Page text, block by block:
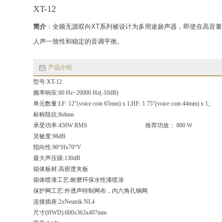
XT-12
简介 ：全频无源双向XT系列被设计为多用途扬声器，即使在高音
人声一致性和稳定的音调平衡。
产品介绍
型号:XT-12
频率响应:60 Hz÷20000 Hz(-10dB)
单元数量:LF: 12"(voice coin 65mm) x 1;HF: 1.75"(voice coin 44mm) x 1;
标称阻抗:8ohms
承受功率:450W RMS 推荐功放： 800 W
灵敏度:98dB
指向性:90°Hx70°V
最大声压级:130dB
箱体板材:高密度夹板
箱体喷漆工艺:耐磨环保水性漆喷涂
保护网工艺:外透声特制网布，内六角孔钢网
连接插座:2xNeutrik NL4
尺寸(HWD):600x363x407mm